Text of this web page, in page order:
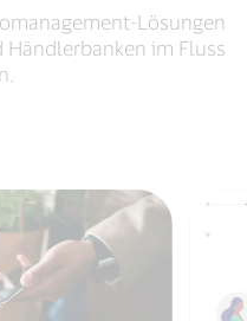
Lösungen
im Fluss